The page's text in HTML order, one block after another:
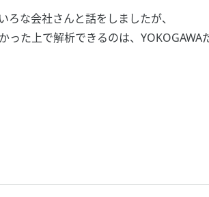
な会社さんと話をしましたが、
上で解析できるのは、YOKOGAWAだ